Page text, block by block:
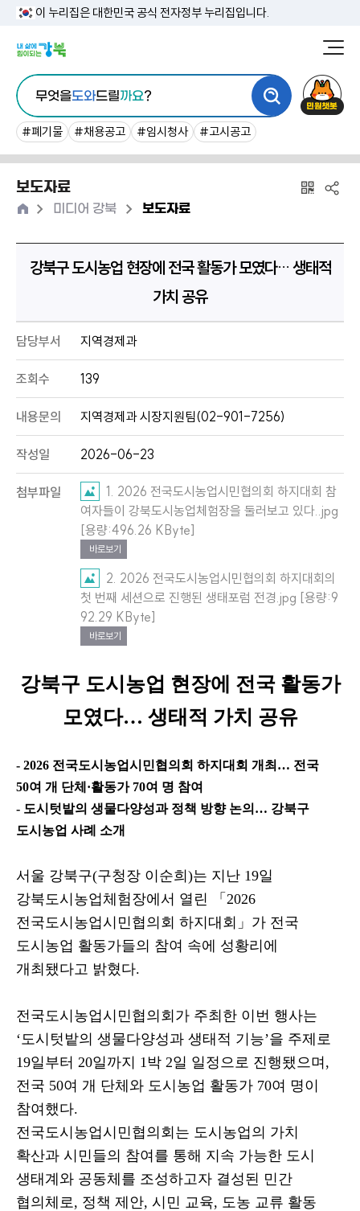
이 누리집은 대한민국 공식 전자정부 누리집입니다.
청
통
합
검
색
무엇을도와드릴까요?
#폐기물 #채용공고 #임시청사 #고시공고
원
보도자료
홈 >미디어 강북 >보도자료
강북구 도시농업 현장에 전국 활동가 모였다… 생태적
가치 공유
담당부서 지역경제과
조회수 139
내용문의 지역경제과 시장지원팀(02-901-7256)
작성일 2026-06-23
첨부파일
1. 2026 전국도시농업시민협의회 하지대회 참
여자들이 강북도시농업체험장을 둘러보고 있다..jpg
[용량:496.26 KByte]
바로보기
2. 2026 전국도시농업시민협의회 하지대회의
첫 번째 세션으로 진행된 생태포럼 전경.jpg [용량:9
92.29 KByte]
바로보기
강북구 도시농업 현장에 전국 활동가
모였다… 생태적 가치 공유
- 2026 전국도시농업시민협의회 하지대회 개최 … 전국
50여 개 단체 ·활동가 70여 명 참여
- 도시텃밭의 생물다양성과 정책 방향 논의 … 강북구
도시농업 사례 소개
서울 강북구(구청장 이순희 )는 지난 19일
강북도시농업체험장에서 열린
「 2026
전국도시농업시민협의회 하지대회 」 가 전국
도시농업 활동가들의 참여 속에 성황리에
개최됐다고 밝혔다.
전국도시농업시민협의회가 주최한 이번 행사는
‘도시텃밭의 생물다양성과 생태적 기능’을 주제로
19일부터 20일까지 1박 2일 일정으로 진행됐으며 ,
전국 50여 개 단체와 도시농업 활동가 70여 명이
참여했다.
전국도시농업시민협의회는 도시농업의 가치
확산과 시민들의 참여를 통해 지속 가능한 도시
생태계와 공동체를 조성하고자 결성된 민간
협의체로, 정책 제안, 시민 교육, 도농 교류 활동